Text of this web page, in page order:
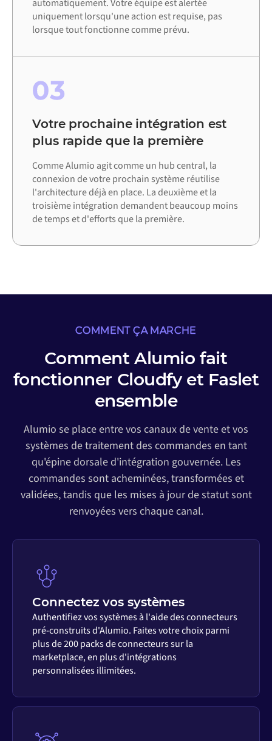
automatiquement. Votre équipe est alertée
uniquement lorsqu'une action est requise, pas
lorsque tout fonctionne comme prévu.
03
Votre prochaine intégration est
plus rapide que la première
Comme Alumio agit comme un hub central, la
connexion de votre prochain système réutilise
l'architecture déjà en place. La deuxième et la
troisième intégration demandent beaucoup moins
de temps et d'efforts que la première.
COMMENT ÇA MARCHE
Comment Alumio fait
fonctionner Cloudfy et Faslet
ensemble
Alumio se place entre vos canaux de vente et vos
systèmes de traitement des commandes en tant
qu'épine dorsale d'intégration gouvernée. Les
commandes sont acheminées, transformées et
validées, tandis que les mises à jour de statut sont
renvoyées vers chaque canal.
Connectez vos systèmes
Authentifiez vos systèmes à l'aide des connecteurs
pré-construits d'Alumio. Faites votre choix parmi
plus de 200 packs de connecteurs sur la
marketplace, en plus d'intégrations
personnalisées illimitées.